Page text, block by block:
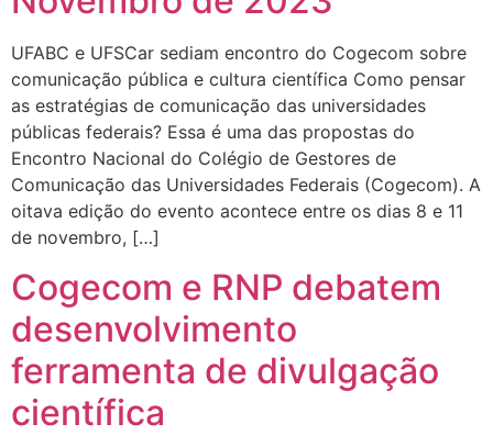
UFABC e UFSCar sediam encontro do Cogecom sobre
comunicação pública e cultura científica Como pensar
as estratégias de comunicação das universidades
públicas federais? Essa é uma das propostas do
Encontro Nacional do Colégio de Gestores de
Comunicação das Universidades Federais (Cogecom). A
oitava edição do evento acontece entre os dias 8 e 11
de novembro, […]
Cogecom e RNP debatem
desenvolvimento
ferramenta de divulgação
científica